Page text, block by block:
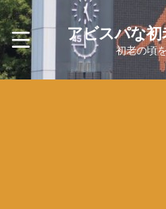
アビスパな
初老の頃